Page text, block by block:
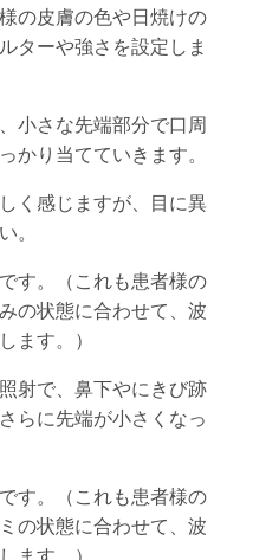
の皮膚の色や日焼けの
ターや強さを設定しま
小さな先端部分で口周
かり当てていきます。
く感じますが、目に異
。
す。（これも患者様の
の状態に合わせて、波
ます。）
射で、鼻下やにきび跡
らに先端が小さくなっ
す。（これも患者様の
の状態に合わせて、波